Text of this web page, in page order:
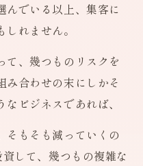
んでいる以上、集客に
れません。
て、幾つものリスクを
み合わせの末にしかそ
ビジネスであれば、
そもそも減っていくの
して、幾つもの複雑な